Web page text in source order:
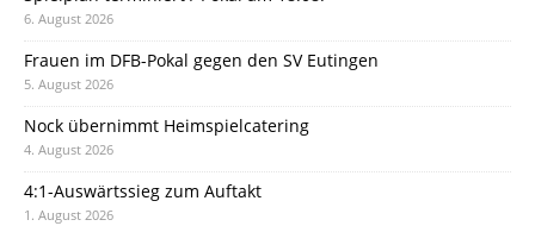
6. August 2026
Frauen im DFB-Pokal gegen den SV Eutingen
5. August 2026
Nock übernimmt Heimspielcatering
4. August 2026
4:1-Auswärtssieg zum Auftakt
1. August 2026